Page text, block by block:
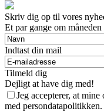
Skriv dig op til vores
Et par gange om
Indtast din mail
Tilmeld dig
Dejligt at have dig med!
Jeg accepterer, at
med persondatapolitikken.